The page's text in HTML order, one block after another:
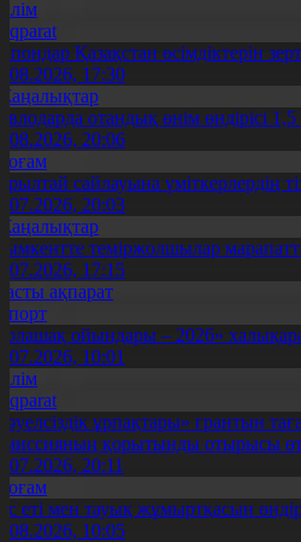
Қазақстан өсімдіктерін
17:30
отандық өнім өндірісі 1,5
20:06
сайлауына үміткерлердің
20:03
теміржолшылар
17:15
ақпарат
ойындары – 2026»
10:01
ұрпақтары» грантын
қорытынды отырысы
20:11
еті мен тауық жұмыртқасын
10:05